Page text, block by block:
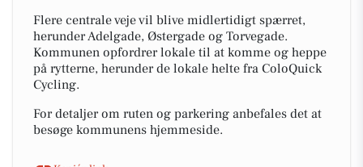
Flere centrale veje vil blive midlertidigt spærret,
herunder Adelgade, Østergade og Torvegade.
Kommunen opfordrer lokale til at komme og heppe
på rytterne, herunder de lokale helte fra ColoQuick
Cycling.
For detaljer om ruten og parkering anbefales det at
besøge kommunens hjemmeside.